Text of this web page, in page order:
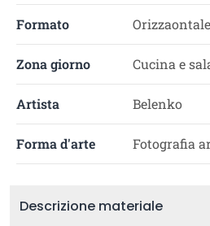
Formato
Zona giorno Cucina e
Artista Belenko
Forma d'arte Fotografia
Descrizione materiale